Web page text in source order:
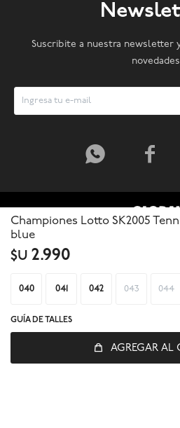
Championes Lotto SK2005
blue
$U 2.990
040 041 042 043 044
GUÍA DE TALLES
AGREGAR AL
Suscribite a nuestra newsletter
 
© Copyright 2026 / Global Sports